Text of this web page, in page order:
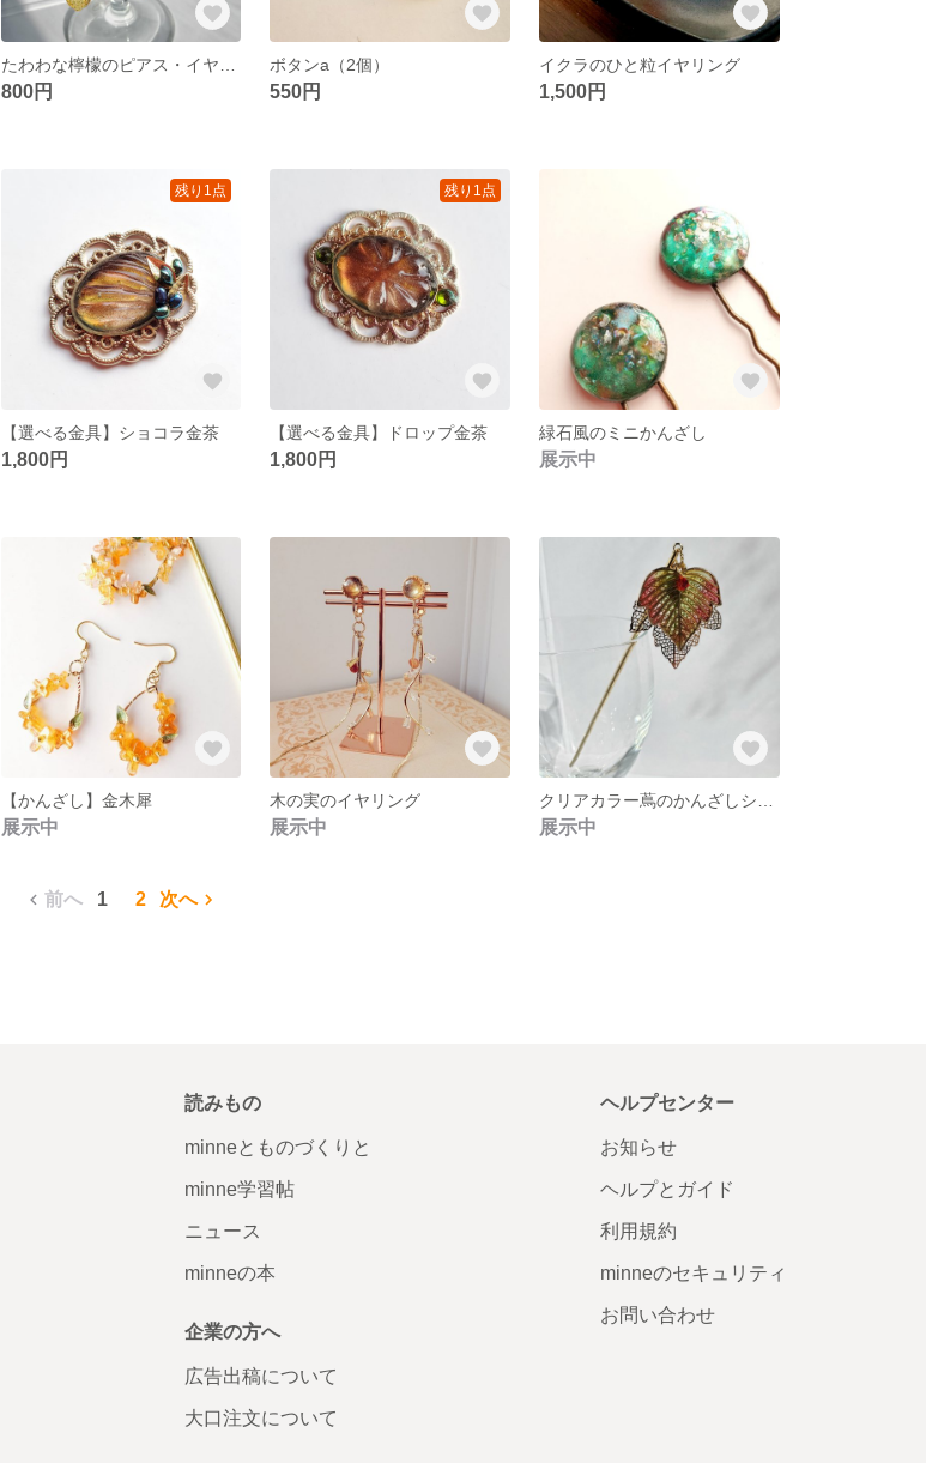
800円
ボタンa（2個）
550円
イクラのひと粒イヤリング
1,500円
残り1点
【選べる金具】ショコラ金茶
1,800円
残り1点
【選べる金具】ドロップ金茶
1,800円
緑石風のミニかんざし
展示中
【かんざし】金木犀
展示中
木の実のイヤリング
展示中 展示中
前へ 1 2 次へ
読みもの
minneとものづくりと
minne学習帖
ニュース
minneの本
企業の方へ
広告出稿について
大口注文について
ヘルプセンター
お知らせ
ヘルプとガイド
利用規約
minneのセキュリティ
お問い合わせ